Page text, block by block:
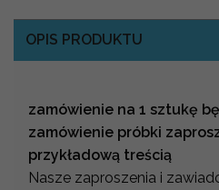
OPIS PRODUKTU
zamówienie na 1 sztukę
zamówienie próbki
przykładową treścią
Nasze zaproszenia i